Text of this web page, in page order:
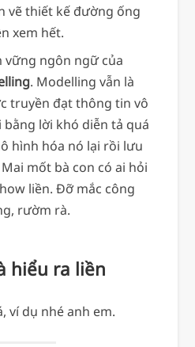
vẽ thiết kế đường ống
xem hết.
vững ngôn ngữ của
. Modelling vẫn là
truyền đạt thông tin vô
bằng lời khó diễn tả quá
hình hóa nó lại rồi lưu
mốt bà con có ai hỏi
liền. Đỡ mắc công
rườm rà.
hiểu ra liền
ví dụ nhé anh em.